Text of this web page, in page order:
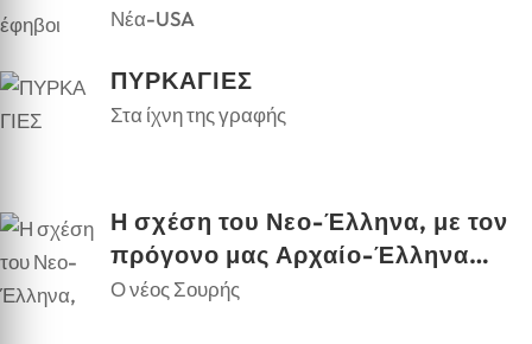
Νέα-USA
ΠΥΡΚΑΓΙΕΣ
Στα ίχνη της γραφής
Η σχέση του Νεο-Έλληνα, με τον
πρόγονο μας Αρχαίο-Έλληνα…
Ο νέος Σουρής